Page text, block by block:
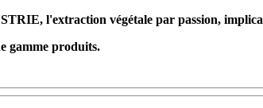
l'extraction végétale par passion,
gamme produits.